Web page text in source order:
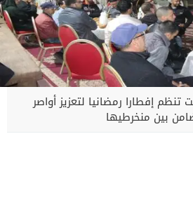
تنظم إفطارا رمضانيا لتعزيز أواصر
بين منخرطيها